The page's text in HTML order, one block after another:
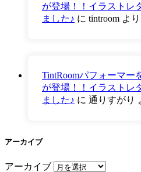
が登場！！イラストレ
ました♪ に tintroom より
TintRoomパフォーマー
が登場！！イラストレ
ました♪ に 通りすがり
アーカイブ
アーカイブ